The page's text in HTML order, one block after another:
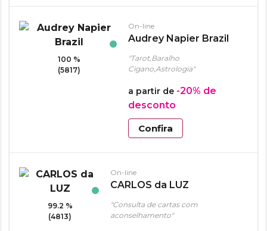
100 %
(5817)
On-line
Audrey Napier Brazil
"Tarot,Baralho
Cigano,Astrologia"
a partir de -20% de
desconto
Confira
99.2 %
(4813)
On-line
CARLOS da LUZ
"Consulta de cartas com
aconselhamento"